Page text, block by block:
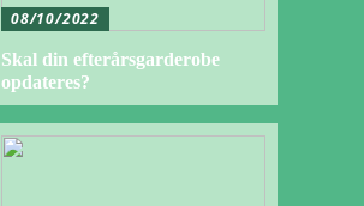
08/10/2022
Skal din efterårsgarderobe
opdateres?